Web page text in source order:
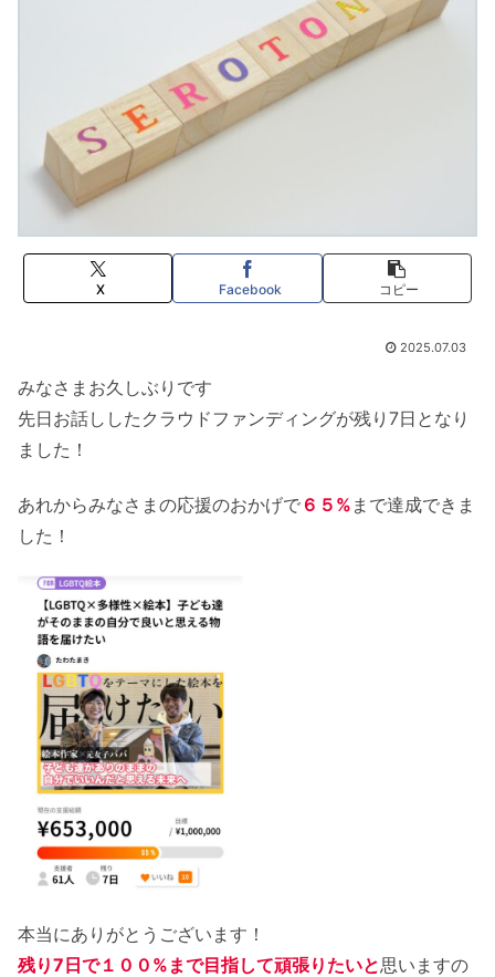
X Facebook コピー
2025.07.03
みなさまお久しぶりです
先日お話ししたクラウドファンディングが残り7日となり
ました！
あれからみなさまの応援のおかげで ６５% まで達成できま
した！
本当にありがとうございます！
残り7日で１００%まで目指して頑張りたいと思いますの